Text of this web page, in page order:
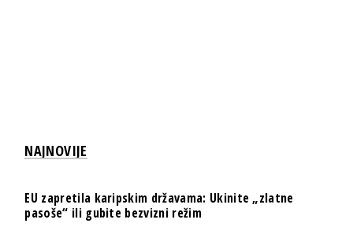
NAJNOVIJE
EU zapretila karipskim državama: Ukinite „zlatne
pasoše“ ili gubite bezvizni režim